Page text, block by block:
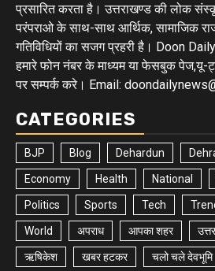
प्रसारित करता है। उत्तराखण्ड की लोक
परंपराओ के साथ-साथ आर्थिक, सामाजिक
गतिविधियों का सजग प्रहरी है। Doon
हमारे फोन नंबर के माध्यम या फेसबुक पेज,यू-
पर सम्पर्क करे। Email:
CATEGORIES
BJP Blog Dehardun
Economy Health National
Politics Sports Tech
World अपराध आपका शहर
ऋषिकेश खबर हटकर चलो चले देवभूमि